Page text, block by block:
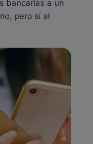
bancarias a un
pero sí al